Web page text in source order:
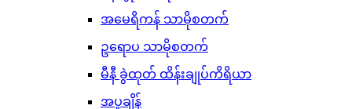
အမေရိကန် သာမိုစတက်
ဥရောပ သာမိုစတက်
မီနီ ခွဲထုတ် ထိန်းချုပ်ကိရိယာ
အပူချိန်